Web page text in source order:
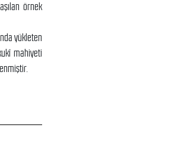
örnek
yükleten
mahiyeti